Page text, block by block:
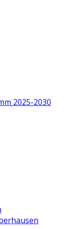
2025-2030